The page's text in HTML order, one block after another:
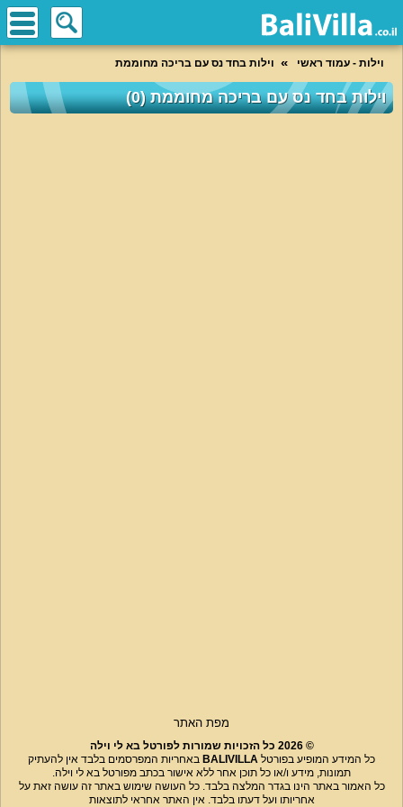
וילות - עמוד ראשי וילות בחד נס עם בריכה מחוממת
וילות בחד נס עם בריכה מחוממת (0)
מפת האתר
© 2026 כל הזכויות שמורות לפורטל בא לי וילה
כל המידע המופיע בפורטל BALIVILLA באחריות המפרסמים בלבד אין להעתיק
תמונות, מידע ו/או כל תוכן אחר ללא אישור בכתב מפורטל בא לי וילה.
כל האמור באתר הינו בגדר המלצה בלבד. כל העושה שימוש באתר זה עושה זאת על
אחריותו ועל דעתו בלבד. אין האתר אחראי לתוצאות